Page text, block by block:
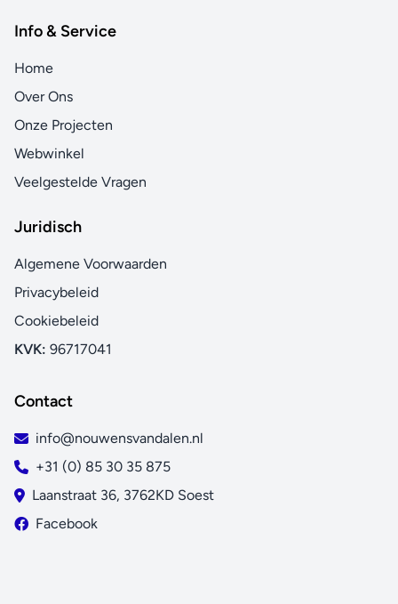
Info & Service
Home
Over Ons
Onze Projecten
Webwinkel
Veelgestelde Vragen
Juridisch
Algemene Voorwaarden
Privacybeleid
Cookiebeleid
KVK: 96717041
Contact
info@nouwensvandalen.nl
+31 (0) 85 30 35 875
Laanstraat 36, 3762KD Soest
Facebook